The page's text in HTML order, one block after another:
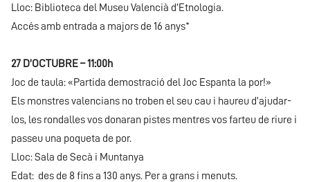
Lloc: Biblioteca del Museu Valencià d’Etnologia.
Accés amb entrada a majors de 16 anys*
27 D’OCTUBRE – 11:00h
Joc de taula: «Partida demostració del Joc Espanta la por!»
Els monstres valencians no troben el seu cau i haureu d’ajudar-
los, les rondalles vos donaran pistes mentres vos farteu de riure i
passeu una poqueta de por.
Lloc: Sala de Secà i Muntanya
Edat: des de 8 fins a 130 anys. Per a grans i menuts.